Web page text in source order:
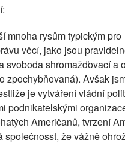
mnoha rysům typickým pro
věcí, jako jsou
svoboda shromažďovací a
zpochybňovaná). Avšak
je vytváření vládní
podnikatelskými
Američanů, tvrzení
společnosst, že vážně